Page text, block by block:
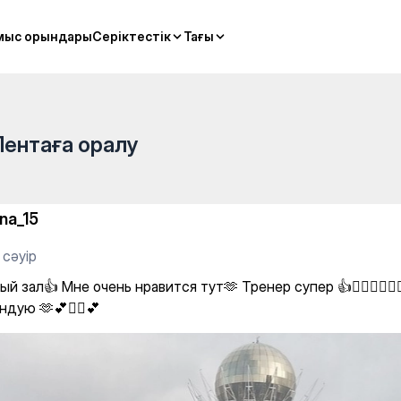
орындарыСеріктестік Тағы
орындарыСеріктестік Тағы
оралу
зал👍 Мне очень нравится тут🫶 Тренер супер
🫶💕🧘‍♀️💕